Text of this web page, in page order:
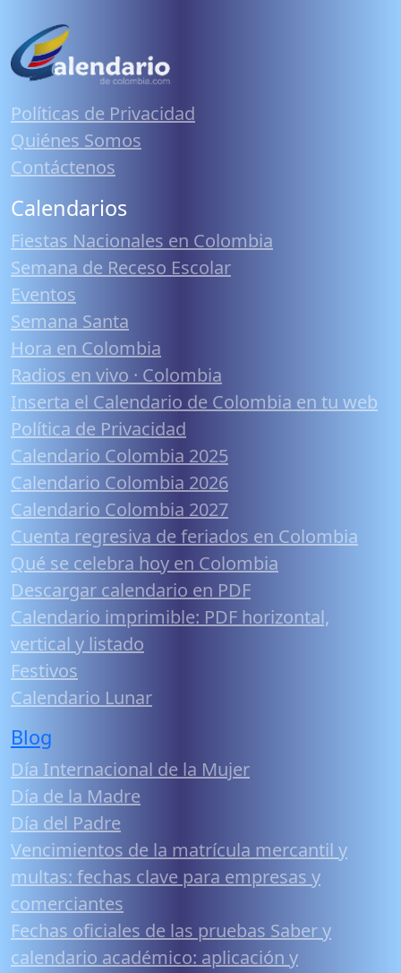
Políticas de Privacidad
Quiénes Somos
Contáctenos
Calendarios
Fiestas Nacionales en Colombia
Semana de Receso Escolar
Eventos
Semana Santa
Hora en Colombia
Radios en vivo · Colombia
Inserta el Calendario de Colombia en tu web
Política de Privacidad
Calendario Colombia 2025
Calendario Colombia 2026
Calendario Colombia 2027
Cuenta regresiva de feriados en Colombia
Qué se celebra hoy en Colombia
Descargar calendario en PDF
Calendario imprimible: PDF horizontal,
vertical y listado
Festivos
Calendario Lunar
Blog
Día Internacional de la Mujer
Día de la Madre
Día del Padre
Vencimientos de la matrícula mercantil y
multas: fechas clave para empresas y
comerciantes
Fechas oficiales de las pruebas Saber y
calendario académico: aplicación y